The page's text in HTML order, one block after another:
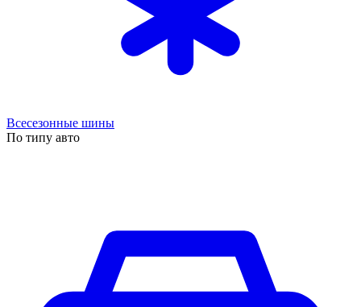
Всесезонные шины
По типу авто